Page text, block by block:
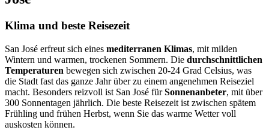
Klima und beste Reisezeit
San José erfreut sich eines mediterranen Klimas, mit milden
Wintern und warmen, trockenen Sommern. Die durchschnittlichen
Temperaturen bewegen sich zwischen 20-24 Grad Celsius, was
die Stadt fast das ganze Jahr über zu einem angenehmen Reiseziel
macht. Besonders reizvoll ist San José fürSonnenanbeter, mit über
300 Sonnentagen jährlich. Die beste Reisezeit ist zwischen spätem
Frühling und frühen Herbst, wenn Sie das warme Wetter voll
auskosten können.